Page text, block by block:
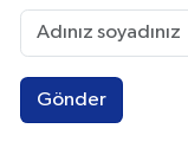
Gönder